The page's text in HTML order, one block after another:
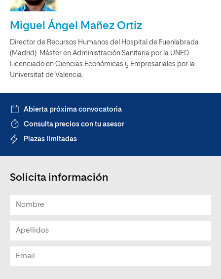
Miguel Ángel Mañez Ortiz
Director de Recursos Humanos del Hospital de Fuenlabrada
(Madrid). Máster en Administración Sanitaria por la UNED.
Licenciado en Ciencias Económicas y Empresariales por la
Universitat de Valencia.
Abierta próxima convocatoria
Consulta precios con tu asesor
Plazas limitadas
Solicita información